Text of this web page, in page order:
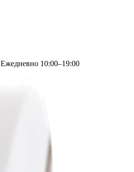
Ежедневно 10:00–19:00